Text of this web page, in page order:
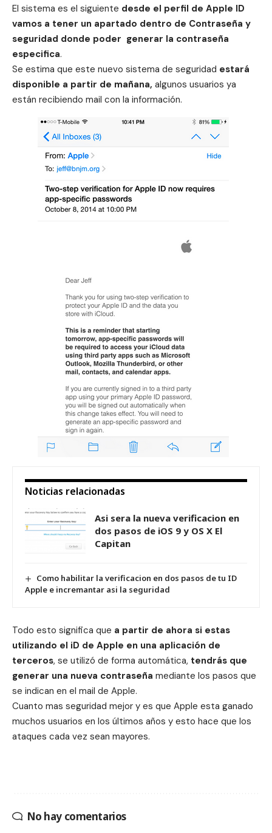
El sistema es el siguiente desde el perfil de Apple ID
vamos a tener un apartado dentro de Contraseña y
seguridad donde poder generar la contraseña
especifica.
Se estima que este nuevo sistema de seguridad estará
disponible a partir de mañana, algunos usuarios ya
están recibiendo mail con la información.
Noticias relacionadas
Asi sera la nueva verificacion en
dos pasos de iOS 9 y OS X El
Capitan
Como habilitar la verificacion en dos pasos de tu ID
Apple e incremantar asi la seguridad
Todo esto significa que a partir de ahora si estas
utilizando el iD de Apple en una aplicación de
terceros, se utilizó de forma automática, tendrás que
generar una nueva contraseña mediante los pasos que
se indican en el mail de Apple.
Cuanto mas seguridad mejor y es que Apple esta ganado
muchos usuarios en los últimos años y esto hace que los
ataques cada vez sean mayores.
No hay comentarios